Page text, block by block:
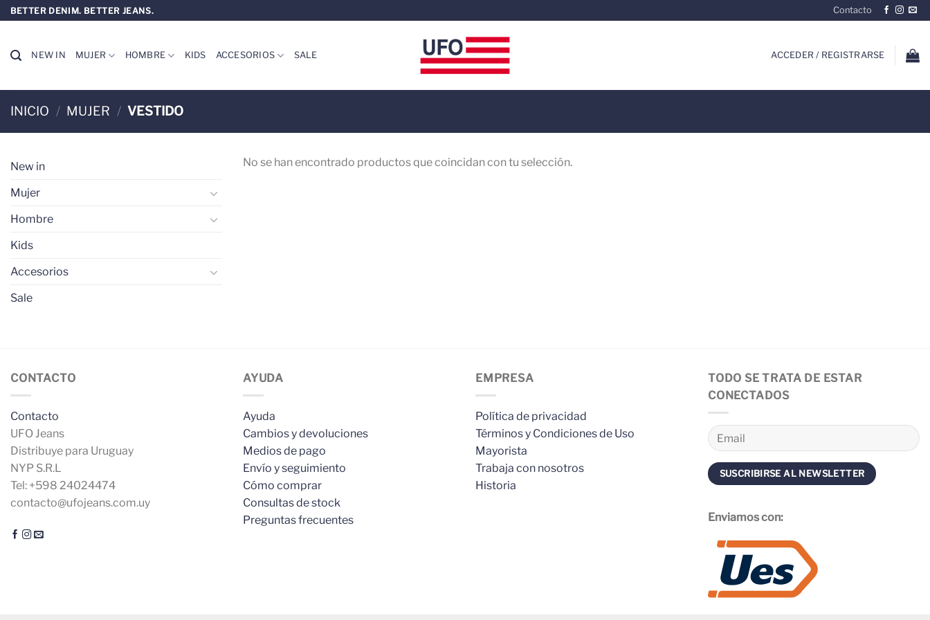
Saltar
al
BETTER DENIM. BETTER JEANS. Contacto
NEW IN MUJER HOMBRE KIDS ACCESORIOS SALE ACCEDER / REGISTRARSE
INICIO / MUJER / VESTIDO
New in
Mujer
Hombre
Kids
Accesorios
Sale
No se han encontrado productos que coincidan con tu selección.
CONTACTO
Contacto
UFO Jeans
Distribuye para Uruguay
NYP S.R.L
Tel: +598 24024474
contacto@ufojeans.com.uy
AYUDA
Ayuda
Cambios y devoluciones
Medios de pago
Envío y seguimiento
Cómo comprar
Consultas de stock
Preguntas frecuentes
EMPRESA
Política de privacidad
Términos y Condiciones de Uso
Mayorista
Trabaja con nosotros
Historia
TODO SE TRATA DE ESTAR
CONECTADOS
Enviamos con: